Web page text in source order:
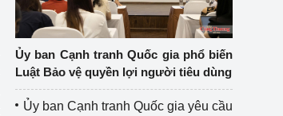
Ủy ban Cạnh tranh Quốc gia phổ biến
Luật Bảo vệ quyền lợi người tiêu dùng
Ủy ban Cạnh tranh Quốc gia yêu cầu